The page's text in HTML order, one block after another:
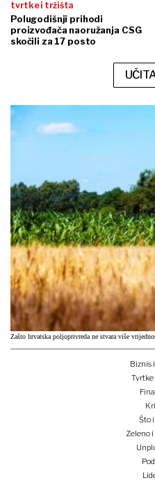
tvrtke i tržišta
Polugodišnji prihodi
proizvođača naoružanja CSG
skočili za 17 posto
Zašto hrvatska poljoprivreda ne stvara više
Biznis
Tvrtke
Što
Zeleno